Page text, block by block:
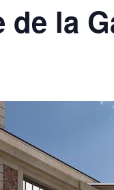
de la